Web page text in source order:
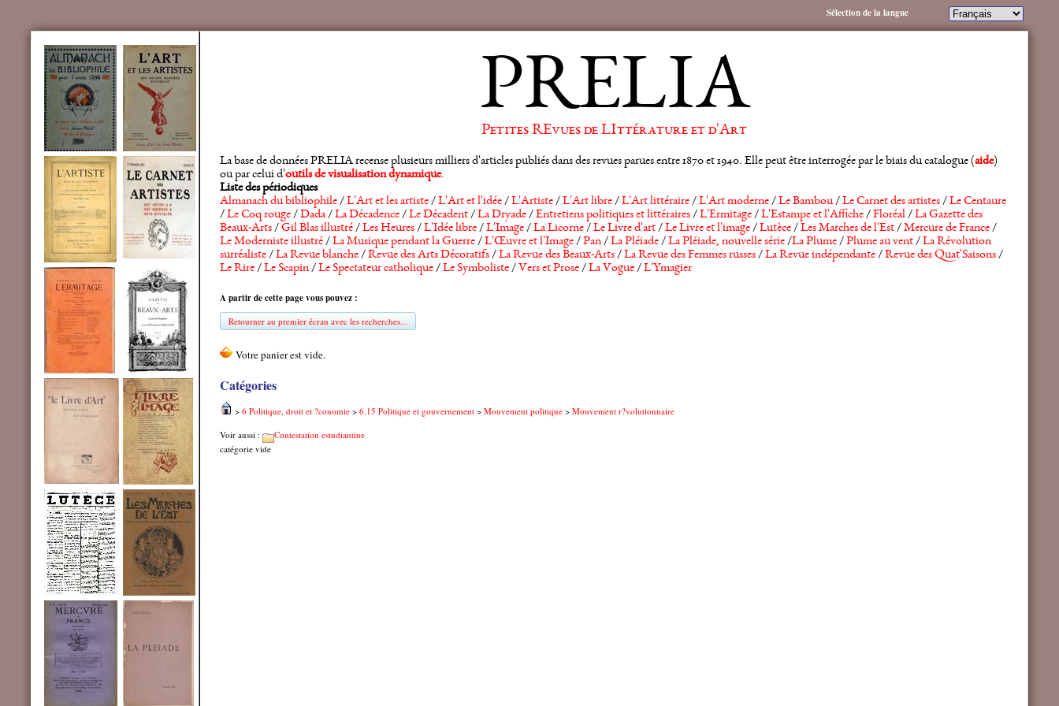
PRELIA
Petites REvues de LIttérature et d'Art
La base de données PRELIA recense plusieurs milliers d'articles publiés dans des revues parues entre 1870 et 1940. Elle peut être interrogée par le biais du catalogue (aide)
ou par celui d'outils de visualisation dynamique.
Liste des périodiques
Almanach du bibliophile/L'Art et les artiste/L'Art et l'idée/L'Artiste/L'Art libre/L'Art littéraire/L'Art moderne/Le Bambou/Le Carnet des artistes/Le Centaure
/Le Coq rouge/Dada/La Décadence/Le Décadent/La Dryade/Entretiens politiques et littéraires/L'Ermitage/L'Estampe et l'Affiche/Floréal/La Gazette des
Beaux-Arts/Gil Blas illustré/Les Heures/L'Idée libre/L'Image/La Licorne/Le Livre d'art/Le Livre et l'image/Lutèce/Les Marches de l'Est/Mercure de France/
Le Moderniste illustré/La Musique pendant la Guerre/L'Œuvre et l'Image/Pan/La Pléiade/La Pléiade, nouvelle série/La Plume/Plume au vent/La Révolution
surréaliste/La Revue blanche/Revue des Arts Décoratifs/La Revue des Beaux-Arts/La Revue des Femmes russes/La Revue indépendante/Revue des Quat'Saisons/
Le Rire/Le Scapin/Le Spectateur catholique/Le Symboliste/ Vers et Prose/La Vogue/L'Ymagier
A partir de cette page vous pouvez :
Retourner au premier écran avec les recherches...
Catégories
> 6 Politique, droit et ?conomie > 6.15 Politique et gouvernement > Mouvement politique > Mouvement r?volutionnaire
Voir aussi :
Contestation estudiantine
catégorie vide
Sélection de la langue